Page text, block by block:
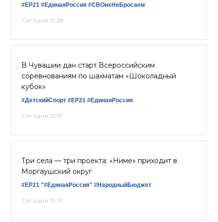
#ЕР21 #ЕдинаяРоссия #СВОихНеБросаем
Сегодня 13:28
В Чувашии дан старт Всероссийским
соревнованиям по шахматам «Шоколадный
кубок»
#ДетскийСпорт #ЕР21 #ЕдинаяРоссия
Сегодня 12:13
Три села — три проекта: «Ниме» приходит в
Моргаушский округ
#ЕР21 "#ЕдинаяРоссия" #НародныйБюджет
Сегодня 10:31